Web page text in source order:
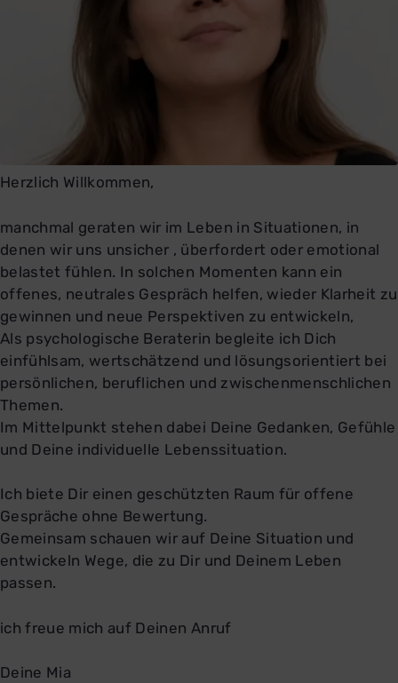
Herzlich Willkommen,
manchmal geraten wir im Leben in Situationen, in
denen wir uns unsicher , überfordert oder emotional
belastet fühlen. In solchen Momenten kann ein
offenes, neutrales Gespräch helfen, wieder Klarheit zu
gewinnen und neue Perspektiven zu entwickeln,
Als psychologische Beraterin begleite ich Dich
einfühlsam, wertschätzend und lösungsorientiert bei
persönlichen, beruflichen und zwischenmenschlichen
Themen.
Im Mittelpunkt stehen dabei Deine Gedanken, Gefühle
und Deine individuelle Lebenssituation.
Ich biete Dir einen geschützten Raum für offene
Gespräche ohne Bewertung.
Gemeinsam schauen wir auf Deine Situation und
entwickeln Wege, die zu Dir und Deinem Leben
passen.
ich freue mich auf Deinen Anruf
Deine Mia